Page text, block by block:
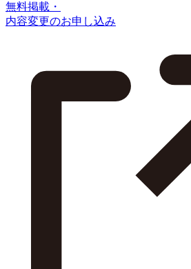
無料掲載・
内容変更のお申し込み